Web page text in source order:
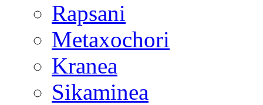
Rapsani
Metaxochori
Kranea
Sikaminea